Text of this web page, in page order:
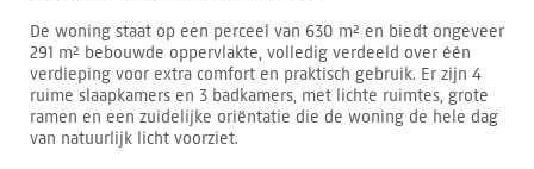
De woning staat op een perceel van 630 m² en biedt ongeveer
291 m² bebouwde oppervlakte, volledig verdeeld over één
verdieping voor extra comfort en praktisch gebruik. Er zijn 4
ruime slaapkamers en 3 badkamers, met lichte ruimtes, grote
ramen en een zuidelijke oriëntatie die de woning de hele dag
van natuurlijk licht voorziet.